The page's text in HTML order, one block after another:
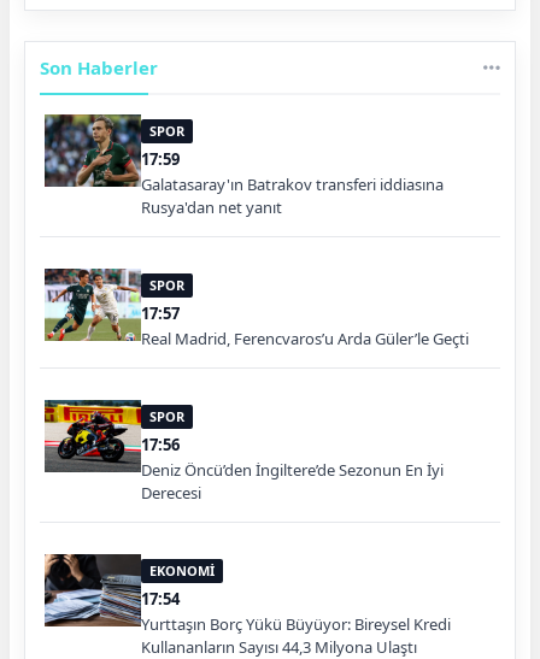
Son Haberler
SPOR
17:59
Galatasaray'ın Batrakov transferi iddiasına
Rusya'dan net yanıt
SPOR
17:57
Real Madrid, Ferencvaros’u Arda Güler’le Geçti
SPOR
17:56
Deniz Öncü’den İngiltere’de Sezonun En İyi
Derecesi
EKONOMİ
17:54
Yurttaşın Borç Yükü Büyüyor: Bireysel Kredi
Kullananların Sayısı 44,3 Milyona Ulaştı